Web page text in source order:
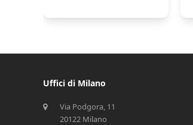
Uffici di Milano
Via Podgora, 11
20122 Milano